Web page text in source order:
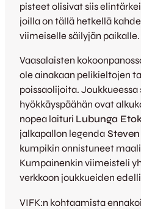
pisteet olisivat siis
joilla on tällä hetkellä
viimeiselle säilyjän paikalle.
Vaasalaisten
ole ainakaan pelikieltojen
poissaolijoita. Joukkueessa
hyökkäyspäähän ovat
nopea laituri Lubunga
jalkapallon legenda
kumpikin onnistuneet
Kumpainenkin viimeisteli
verkkoon joukkueiden
VIFK:n kohtaamista